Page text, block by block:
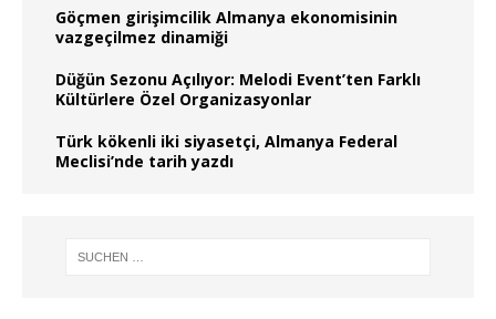
Göçmen girişimcilik Almanya ekonomisinin
vazgeçilmez dinamiği
Düğün Sezonu Açılıyor: Melodi Event’ten Farklı
Kültürlere Özel Organizasyonlar
Türk kökenli iki siyasetçi, Almanya Federal
Meclisi’nde tarih yazdı